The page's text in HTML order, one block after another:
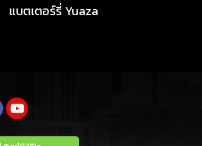
แบตเตอร์รี่ Yuaza